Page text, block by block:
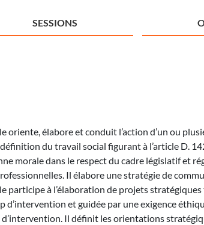
SESSIONS
élabore et conduit l’action d’un ou
du travail social figurant à l’article D.
morale dans le respect du cadre législatif et
Il élabore une stratégie de
participe à l’élaboration de projets
d’intervention et guidée par une exigence
Il définit les orientations